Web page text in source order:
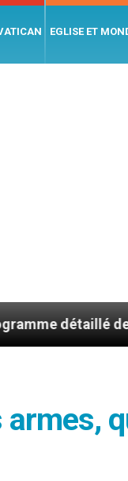
EGLISE ET
de sa visite en